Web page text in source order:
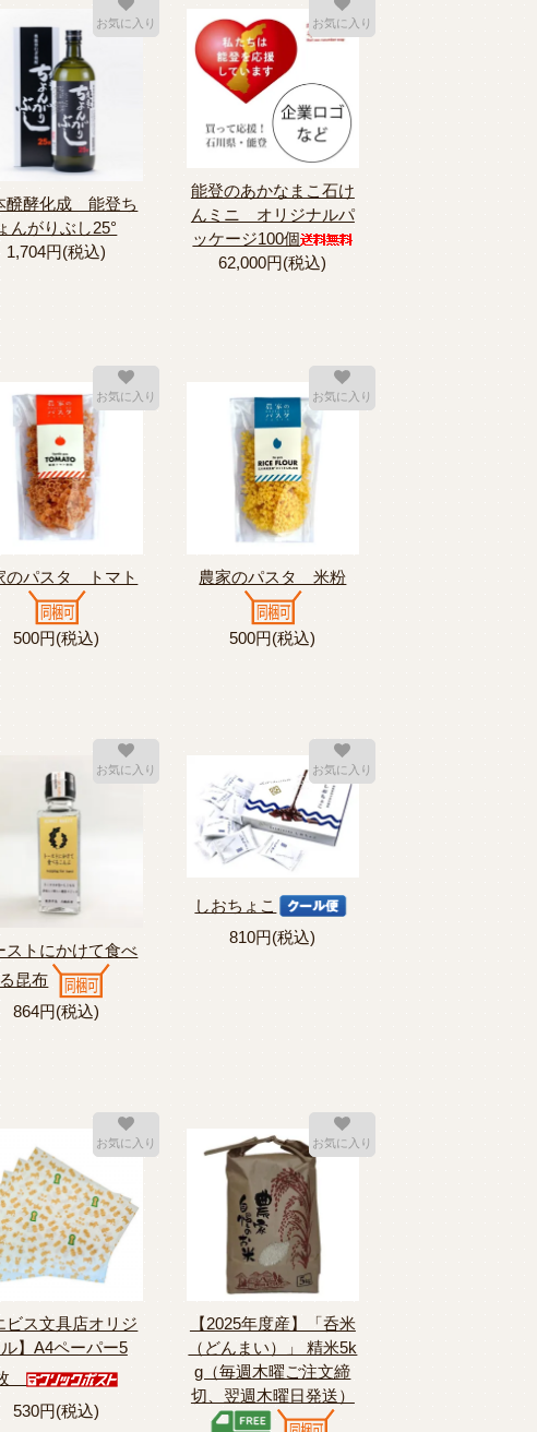
醗酵化成 能登ち
ょんがりぶし25°
1,704円(税込)
お気に入り
能登のあかなまこ石け
んミニ オリジナルパ
ッケージ100個
62,000円(税込)
お気に入り
のパスタ トマト
500円(税込)
お気に入り
農家のパスタ 米粉
500円(税込)
お気に入り
ストにかけて食べ
る昆布
864円(税込)
お気に入り
しおちょこ
810円(税込)
お気に入り
ビス文具店オリジ
】A4ペーパー5
530円(税込)
お気に入り
【2025年度産】「呑米
（どんまい）」 精米5k
g（毎週木曜ご注文締
切、翌週木曜日発送）
お気に入り